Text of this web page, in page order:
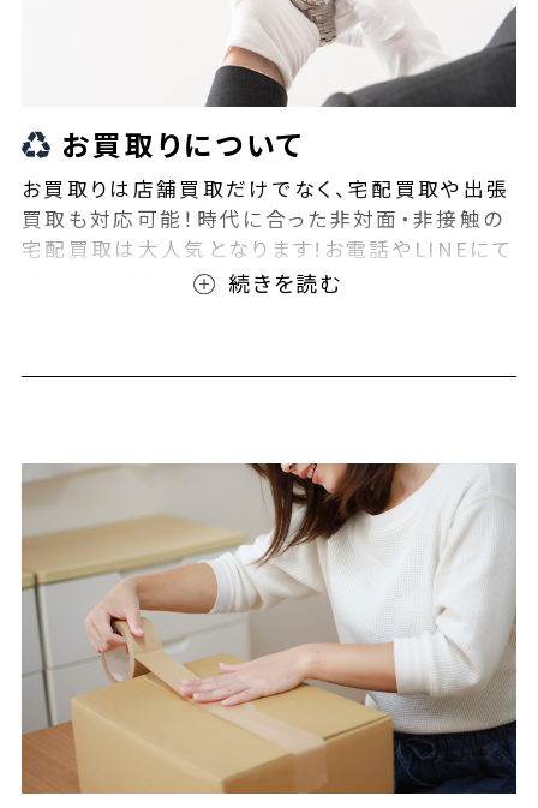
お買取りについて
お買取りは店舗買取だけでなく、宅配買取や出張
買取も対応可能！時代に合った非対面・非接触の
宅配買取は大人気となります!お電話やLINEにて
事前査定が可能となっております！また無料の宅